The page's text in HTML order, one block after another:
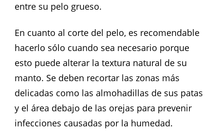
entre su pelo grueso.
En cuanto al corte del pelo, es recomendable
hacerlo sólo cuando sea necesario porque
esto puede alterar la textura natural de su
manto. Se deben recortar las zonas más
delicadas como las almohadillas de sus patas
y el área debajo de las orejas para prevenir
infecciones causadas por la humedad.